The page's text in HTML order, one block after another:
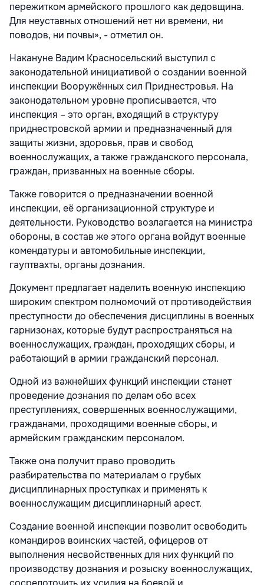
пережитком армейского прошлого как дедовщина.
Для неуставных отношений нет ни времени, ни
поводов, ни почвы», - отметил он.
Накануне Вадим Красносельский выступил с
законодательной инициативой о создании военной
инспекции Вооружённых сил Приднестровья. На
законодательном уровне прописывается, что
инспекция – это орган, входящий в структуру
приднестровской армии и предназначенный для
защиты жизни, здоровья, прав и свобод
военнослужащих, а также гражданского персонала,
граждан, призванных на военные сборы.
Также говорится о предназначении военной
инспекции, её организационной структуре и
деятельности. Руководство возлагается на министра
обороны, в состав же этого органа войдут военные
комендатуры и автомобильные инспекции,
гауптвахты, органы дознания.
Документ предлагает наделить военную инспекцию
широким спектром полномочий от противодействия
преступности до обеспечения дисциплины в военных
гарнизонах, которые будут распространяться на
военнослужащих, граждан, проходящих сборы, и
работающий в армии гражданский персонал.
Одной из важнейших функций инспекции станет
проведение дознания по делам обо всех
преступлениях, совершенных военнослужащими,
гражданами, проходящими военные сборы, и
армейским гражданским персоналом.
Также она получит право проводить
разбирательства по материалам о грубых
дисциплинарных проступках и применять к
военнослужащим дисциплинарный арест.
Создание военной инспекции позволит освободить
командиров воинских частей, офицеров от
выполнения несвойственных для них функций по
производству дознания и розыску военнослужащих,